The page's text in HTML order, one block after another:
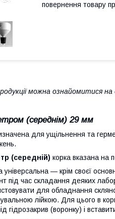
повернення товару
можна ознайомитися на
(середнім) 29 мм
для ущільнення та
(середній) корка вказана на
універсальна — крім своєї
під час складання деяких
для обладнання
лійкою. Для цього в
гідрозакрив (воронку) і